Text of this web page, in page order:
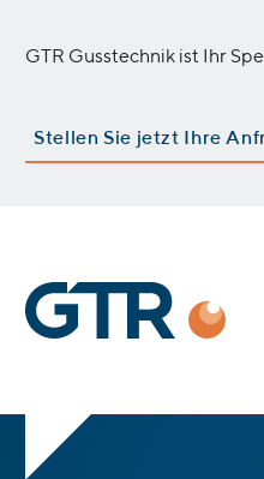
GTR Gusstechnik ist Ihr
Stellen Sie jetzt Ihre